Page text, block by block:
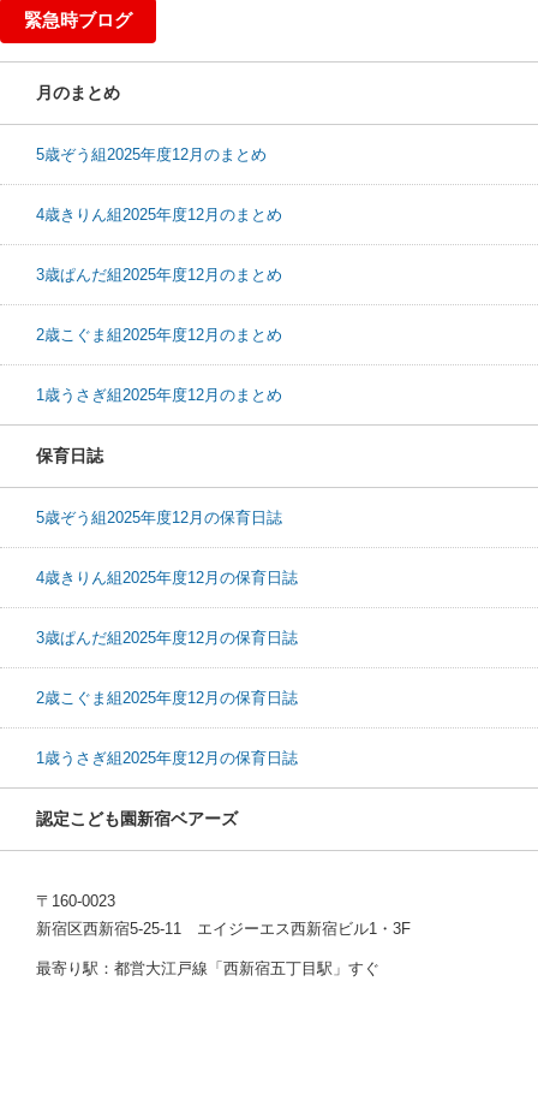
緊急時ブログ
月のまとめ
5歳ぞう組2025年度12月のまとめ
4歳きりん組2025年度12月のまとめ
3歳ぱんだ組2025年度12月のまとめ
2歳こぐま組2025年度12月のまとめ
1歳うさぎ組2025年度12月のまとめ
保育日誌
5歳ぞう組2025年度12月の保育日誌
4歳きりん組2025年度12月の保育日誌
3歳ぱんだ組2025年度12月の保育日誌
2歳こぐま組2025年度12月の保育日誌
1歳うさぎ組2025年度12月の保育日誌
認定こども園新宿ベアーズ
〒160-0023
新宿区西新宿5-25-11 エイジーエス西新宿ビル1・3F
最寄り駅：都営大江戸線「西新宿五丁目駅」すぐ